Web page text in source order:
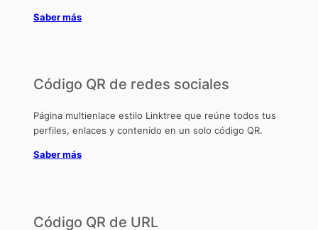
Saber más
Código QR de redes sociales
Página multienlace estilo Linktree que reúne todos tus
perfiles, enlaces y contenido en un solo código QR.
Saber más
Código QR de URL